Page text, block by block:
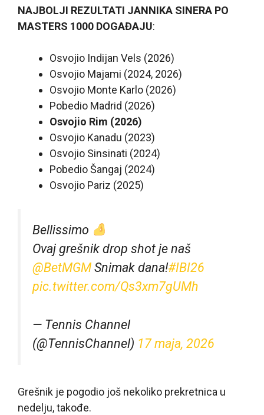
NAJBOLJI REZULTATI JANNIKA SINERA PO
MASTERS 1000 DOGAĐAJU:
Osvojio Indijan Vels (2026)
Osvojio Majami (2024, 2026)
Osvojio Monte Karlo (2026)
Pobedio Madrid (2026)
Osvojio Rim (2026)
Osvojio Kanadu (2023)
Osvojio Sinsinati (2024)
Pobedio Šangaj (2024)
Osvojio Pariz (2025)
Bellissimo
Ovaj grešnik drop shot je naš
@BetMGM Snimak dana!#IBI26
pic.twitter.com/Qs3xm7gUMh
— Tennis Channel
(@TennisChannel) 17 maja, 2026
Grešnik je pogodio još nekoliko prekretnica u
nedelju, takođe.